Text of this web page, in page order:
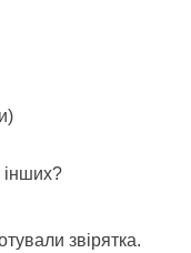
інших?
звірятка.